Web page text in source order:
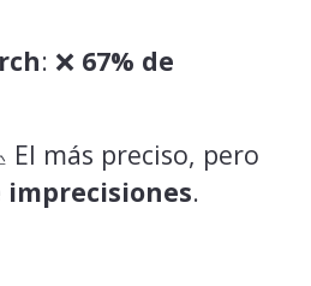
: ❌ 67% de
El más preciso, pero
imprecisiones.